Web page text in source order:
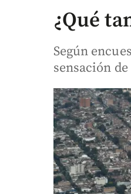
¿Qué
Según
sensación